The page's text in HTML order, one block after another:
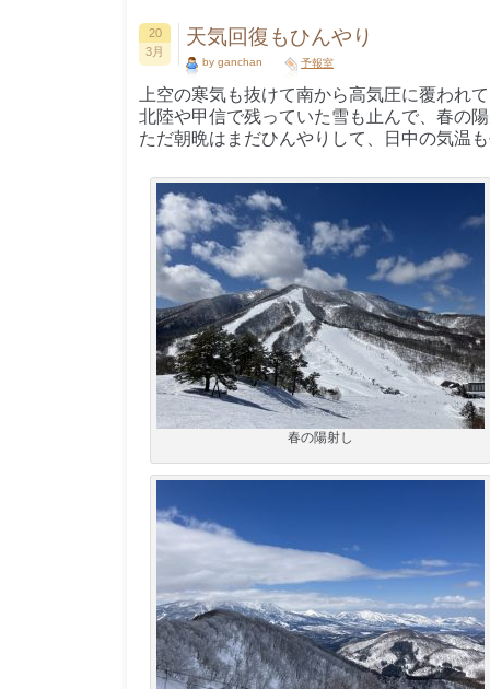
20
3月
天気回復もひんやり
by ganchan 予報室
上空の寒気も抜けて南から高気圧に覆われ
北陸や甲信で残っていた雪も止んで、春の
ただ朝晩はまだひんやりして、日中の気温
春の陽射し